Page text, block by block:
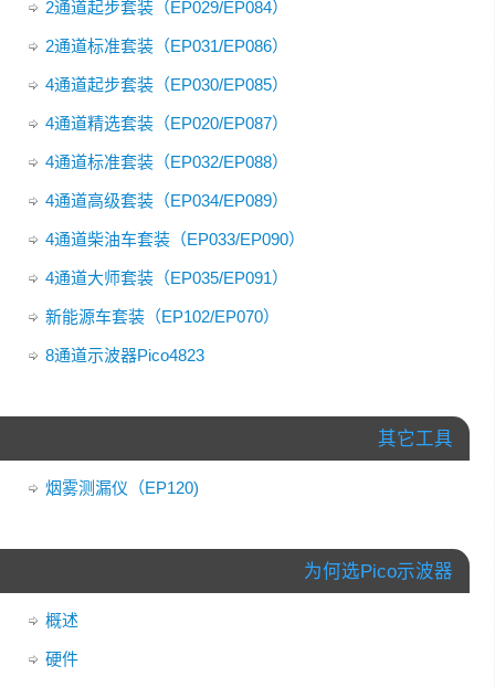
2通道起步套装（EP029/EP084）
2通道标准套装（EP031/EP086）
4通道起步套装（EP030/EP085）
4通道精选套装（EP020/EP087）
4通道标准套装（EP032/EP088）
4通道高级套装（EP034/EP089）
4通道柴油车套装（EP033/EP090）
4通道大师套装（EP035/EP091）
新能源车套装（EP102/EP070）
8通道示波器Pico4823
其它工具
烟雾测漏仪（EP120)
为何选Pico示波器
概述
硬件